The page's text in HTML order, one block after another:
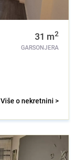
31 m2
GARSONJERA
Više o nekretnini >